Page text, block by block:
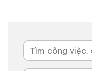
Tìm công việc,